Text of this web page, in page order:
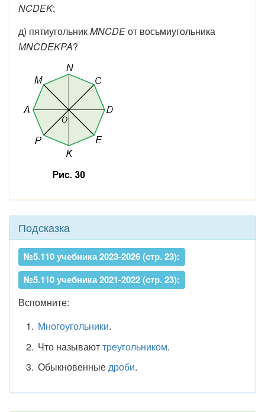
NCDEK;
д) пятиугольникMNCDEот восьмиугольника
МNCDEKPA?
Подсказка
№5.110 учебника 2023-2026 (стр. 23):
№5.110 учебника 2021-2022 (стр. 23):
Вспомните:
Многоугольники.
Что называюттреугольником.
Обыкновенныедроби.